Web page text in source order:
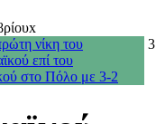
x
νίκη του
επί του
στο Πόλο με 3-2
3